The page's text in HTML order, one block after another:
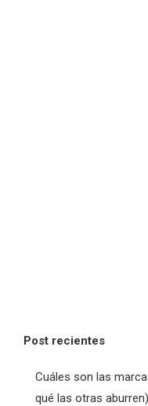
Post recientes
Cuáles son las
qué las otras aburren)